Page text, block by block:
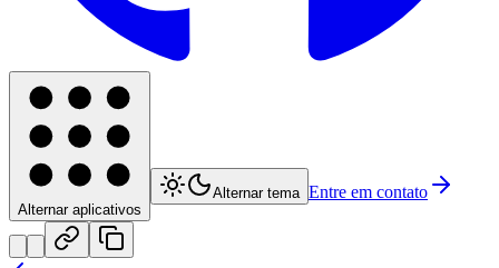
Alternar aplicativos
Alternar tema Entre em contato